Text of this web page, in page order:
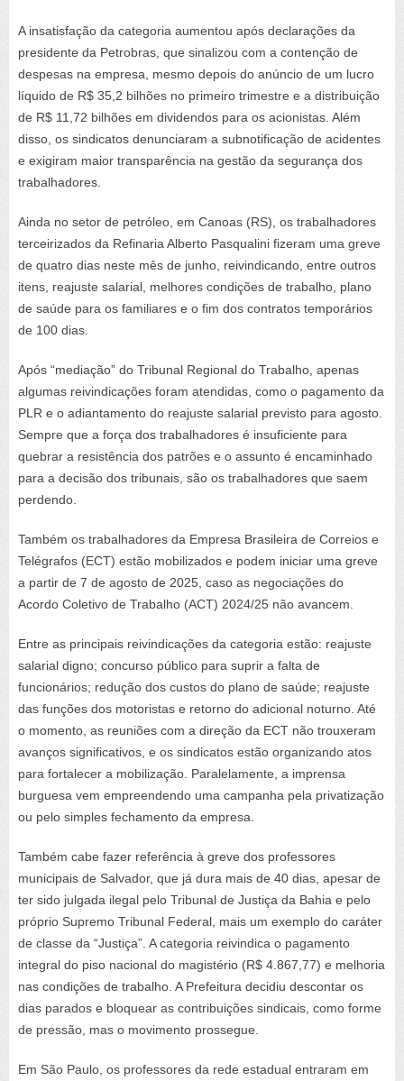
A insatisfação da categoria aumentou após declarações da
presidente da Petrobras, que sinalizou com a contenção de
despesas na empresa, mesmo depois do anúncio de um lucro
líquido de R$ 35,2 bilhões no primeiro trimestre e a distribuição
de R$ 11,72 bilhões em dividendos para os acionistas. Além
disso, os sindicatos denunciaram a subnotificação de acidentes
e exigiram maior transparência na gestão da segurança dos
trabalhadores.
Ainda no setor de petróleo, em Canoas (RS), os trabalhadores
terceirizados da Refinaria Alberto Pasqualini fizeram uma greve
de quatro dias neste mês de junho, reivindicando, entre outros
itens, reajuste salarial, melhores condições de trabalho, plano
de saúde para os familiares e o fim dos contratos temporários
de 100 dias.
Após “mediação” do Tribunal Regional do Trabalho, apenas
algumas reivindicações foram atendidas, como o pagamento da
PLR e o adiantamento do reajuste salarial previsto para agosto.
Sempre que a força dos trabalhadores é insuficiente para
quebrar a resistência dos patrões e o assunto é encaminhado
para a decisão dos tribunais, são os trabalhadores que saem
perdendo.
Também os trabalhadores da Empresa Brasileira de Correios e
Telégrafos (ECT) estão mobilizados e podem iniciar uma greve
a partir de 7 de agosto de 2025, caso as negociações do
Acordo Coletivo de Trabalho (ACT) 2024/25 não avancem.
Entre as principais reivindicações da categoria estão: reajuste
salarial digno; concurso público para suprir a falta de
funcionários; redução dos custos do plano de saúde; reajuste
das funções dos motoristas e retorno do adicional noturno. Até
o momento, as reuniões com a direção da ECT não trouxeram
avanços significativos, e os sindicatos estão organizando atos
para fortalecer a mobilização. Paralelamente, a imprensa
burguesa vem empreendendo uma campanha pela privatização
ou pelo simples fechamento da empresa.
Também cabe fazer referência à greve dos professores
municipais de Salvador, que já dura mais de 40 dias, apesar de
ter sido julgada ilegal pelo Tribunal de Justiça da Bahia e pelo
próprio Supremo Tribunal Federal, mais um exemplo do caráter
de classe da “Justiça”. A categoria reivindica o pagamento
integral do piso nacional do magistério (R$ 4.867,77) e melhoria
nas condições de trabalho. A Prefeitura decidiu descontar os
dias parados e bloquear as contribuições sindicais, como forme
de pressão, mas o movimento prossegue.
Em São Paulo, os professores da rede estadual entraram em